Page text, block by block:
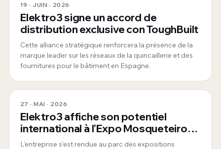
19 · JUIN · 2026
Elektro3 signe un accord de
distribution exclusive con ToughBuilt
Cette alliance stratégique renforcera la présence de la
marque leader sur les réseaux de la quincaillerie et des
fournitures pour le bâtiment en Espagne.
27 · MAI · 2026
Elektro3 affiche son potentiel
international à l’Expo Mosqueteiros
au Portugal
L’entreprise s’est rendue au parc des expositions